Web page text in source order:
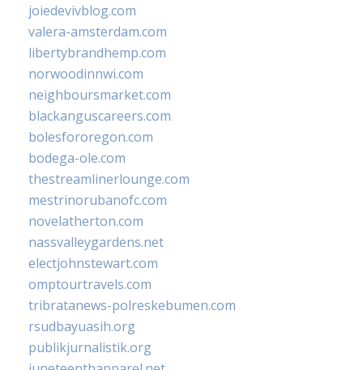
joiedevivblog.com
valera-amsterdam.com
libertybrandhemp.com
norwoodinnwi.com
neighboursmarket.com
blackanguscareers.com
bolesfororegon.com
bodega-ole.com
thestreamlinerlounge.com
mestrinorubanofc.com
novelatherton.com
nassvalleygardens.net
electjohnstewart.com
omptourtravels.com
tribratanews-polreskebumen.com
rsudbayuasih.org
publikjurnalistik.org